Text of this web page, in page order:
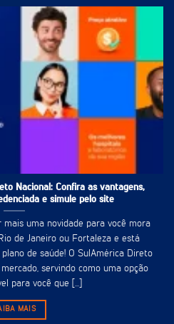
Nacional: Confira as vantagens,
e simule pelo site
mais uma novidade para você mora
de Janeiro ou Fortaleza e está
de saúde! O SulAmérica Direto
servindo como uma opção
para você que [...]
MAIS